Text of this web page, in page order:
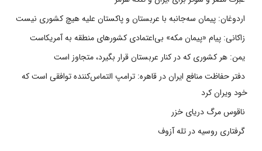
اردوغان: پیمان سه‌جانبه با عربستان و پاکستان علیه هیچ کشوری نیست
زاکانی: پیام «پیمان مکه» بی‌اعتمادی کشورهای منطقه به آمریکاست
یمن: هر کشوری که در کنار عربستان قرار بگیرد، متجاوز است
دفتر حفاظت منافع ایران در قاهره: ترامپ التماس‌کننده توافقی است که
خود ویران کرد
ناقوس مرگ دریای خزر
گرفتاری روسیه در تله آزوف